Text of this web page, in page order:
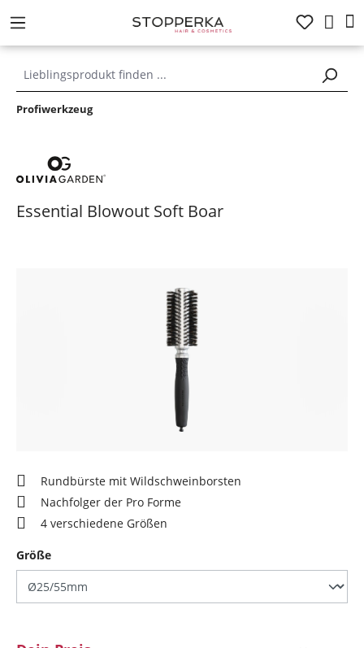
springen
Profiwerkzeug
Essential Blowout Soft Boar
Rundbürste mit Wildschweinborsten
Nachfolger der Pro Forme
4 verschiedene Größen
Größeauswählen